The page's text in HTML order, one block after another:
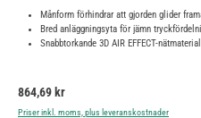
Månform förhindrar att gjorden glider
Bred anläggningsyta för jämn
Snabbtorkande 3D AIR EFFECT-nätmaterial
Ordinarie pris:
864,69 kr
Priser inkl. moms, plus leveranskostnader